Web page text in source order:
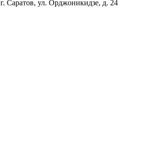
г. Саратов, ул. Орджоникидзе, д. 24